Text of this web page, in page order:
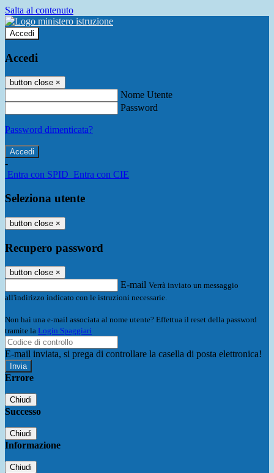
Salta al contenuto
Accedi
Accedi
button close ×
Nome Utente
Password
Password dimenticata?
-
Entra con SPID Entra con CIE
Seleziona utente
button close ×
Recupero password
button close ×
E-mail Verrà inviato un messaggio
all'indirizzo indicato con le istruzioni necessarie.
Non hai una e-mail associata al nome utente? Effettua il reset della password
tramite la Login Spaggiari
E-mail inviata, si prega di controllare la casella di posta elettronica!
Errore
Chiudi
Successo
Chiudi
Informazione
Chiudi